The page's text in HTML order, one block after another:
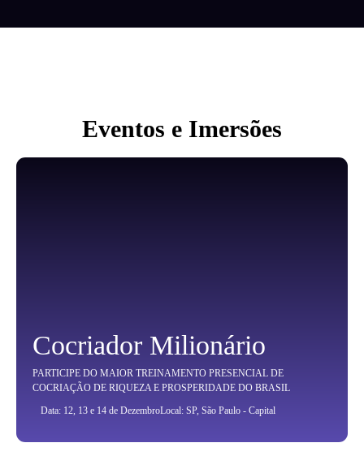
Eventos e Imersões
Cocriador Milionário
PARTICIPE DO MAIOR TREINAMENTO PRESENCIAL DE
COCRIAÇÃO DE RIQUEZA E PROSPERIDADE DO BRASIL
Data: 12, 13 e 14 de DezembroLocal: SP, São Paulo - Capital